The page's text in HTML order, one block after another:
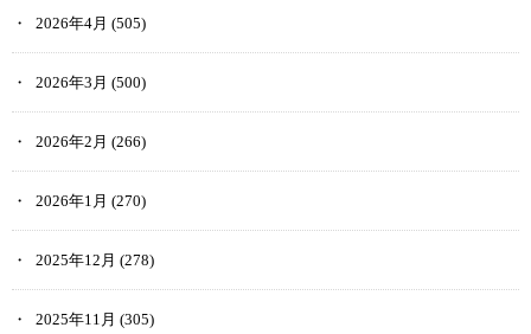
2026年4月 (505)
2026年3月 (500)
2026年2月 (266)
2026年1月 (270)
2025年12月 (278)
2025年11月 (305)